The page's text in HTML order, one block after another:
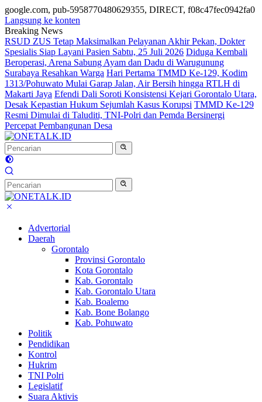
google.com, pub-5958770480629355, DIRECT, f08c47fec0942fa0
Langsung ke konten
Breaking News
RSUD ZUS Tetap Maksimalkan Pelayanan Akhir Pekan, Dokter
Spesialis Siap Layani Pasien Sabtu, 25 Juli 2026 Diduga Kembali
Beroperasi, Arena Sabung Ayam dan Dadu di Warugunung
Surabaya Resahkan Warga Hari Pertama TMMD Ke-129, Kodim
1313/Pohuwato Mulai Garap Jalan, Air Bersih hingga RTLH di
Makarti Jaya Efendi Dali Soroti Konsistensi Kejari Gorontalo Utara,
Desak Kepastian Hukum Sejumlah Kasus Korupsi TMMD Ke-129
Resmi Dimulai di Taluditi, TNI-Polri dan Pemda Bersinergi
Percepat Pembangunan Desa
Advertorial
Daerah
Gorontalo
Provinsi Gorontalo
Kota Gorontalo
Kab. Gorontalo
Kab. Gorontalo Utara
Kab. Boalemo
Kab. Bone Bolango
Kab. Pohuwato
Politik
Pendidikan
Kontrol
Hukrim
TNI Polri
Legislatif
Suara Aktivis